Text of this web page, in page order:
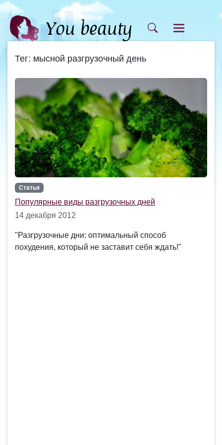
Тег: мысной разгрузочный день
Статья
Популярные виды разгрузочных дней
14 декабря 2012
"Разгрузочные дни: оптимальный способ
похудения, который не заставит себя ждать!"